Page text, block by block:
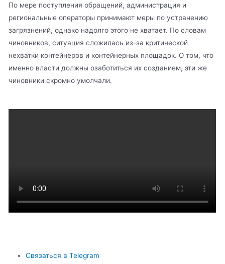
По мере поступления обращений, администрация и
региональные операторы принимают меры по устранению
загрязнений, однако надолго этого не хватает. По словам
чиновников, ситуация сложилась из-за критической
нехватки контейнеров и контейнерных площадок. О том, что
именно власти должны озаботиться их созданием, эти же
чиновники скромно умолчали.
Связаться в Telegram